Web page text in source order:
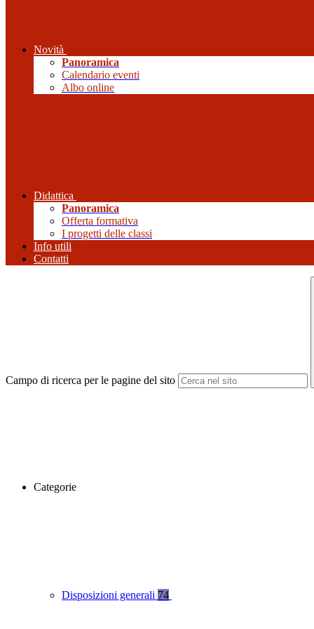
Novità
Panoramica
Calendario eventi
Albo online
Didattica
Panoramica
Offerta formativa
I progetti delle classi
Info utili
Contatti
Campo di ricerca per le pagine del sito
Categorie
Disposizioni generali 74